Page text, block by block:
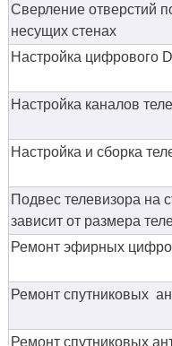
Сверление отверстий
несущих стенах
Настройка цифрового
Настройка каналов
Настройка и сборка
Подвес телевизора на
зависит от размера
Ремонт эфирных
Ремонт спутниковых
Ремонт спутниковых